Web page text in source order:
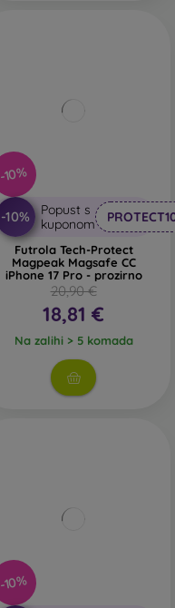
-10%
-10%
Popust s
kuponom
Futrola Tech-Protect
Magpeak Magsafe CC
iPhone 17 Pro - prozirno
20,90 €
18,81 €
Na zalihi > 5 komada
-10%